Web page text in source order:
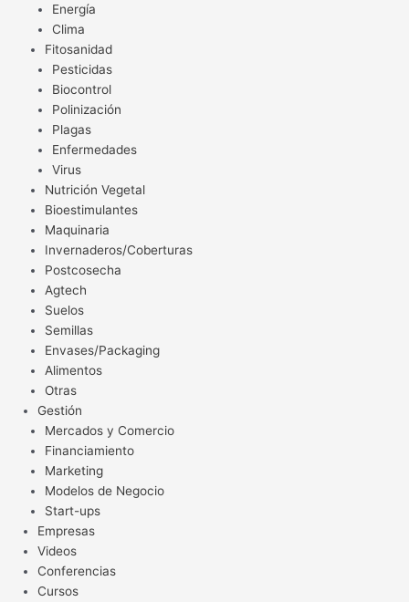
Energía
Clima
Fitosanidad
Pesticidas
Biocontrol
Polinización
Plagas
Enfermedades
Virus
Nutrición Vegetal
Bioestimulantes
Maquinaria
Invernaderos/Coberturas
Postcosecha
Agtech
Suelos
Semillas
Envases/Packaging
Alimentos
Otras
Gestión
Mercados y Comercio
Financiamiento
Marketing
Modelos de Negocio
Start-ups
Empresas
Videos
Conferencias
Cursos